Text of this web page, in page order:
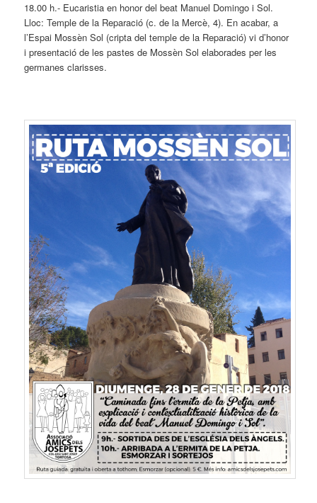
18.00 h.- Eucaristia en honor del beat Manuel Domingo i Sol.
Lloc: Temple de la Reparació (c. de la Mercè, 4). En acabar, a
l’Espai Mossèn Sol (cripta del temple de la Reparació) vi d’honor
i presentació de les pastes de Mossèn Sol elaborades per les
germanes clarisses.